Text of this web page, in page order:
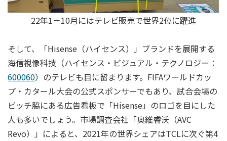
22年1－10月にはテレビ販売で世界2位に躍進
そして、「Hisense（ハイセンス）」ブランドを展開する
海信視像科技（ハイセンス・ビジュアル・テクノロジー：
600060）のテレビも目に留まります。FIFAワールドカッ
プ・カタール大会の公式スポンサーでもあり、試合会場の
ピッチ脇にある広告看板で「Hisense」のロゴを目にした
人も多いでしょう。市場調査会社「奥維睿沃（AVC
Revo）」によると、2021年の世界シェアはTCLに次ぐ第4